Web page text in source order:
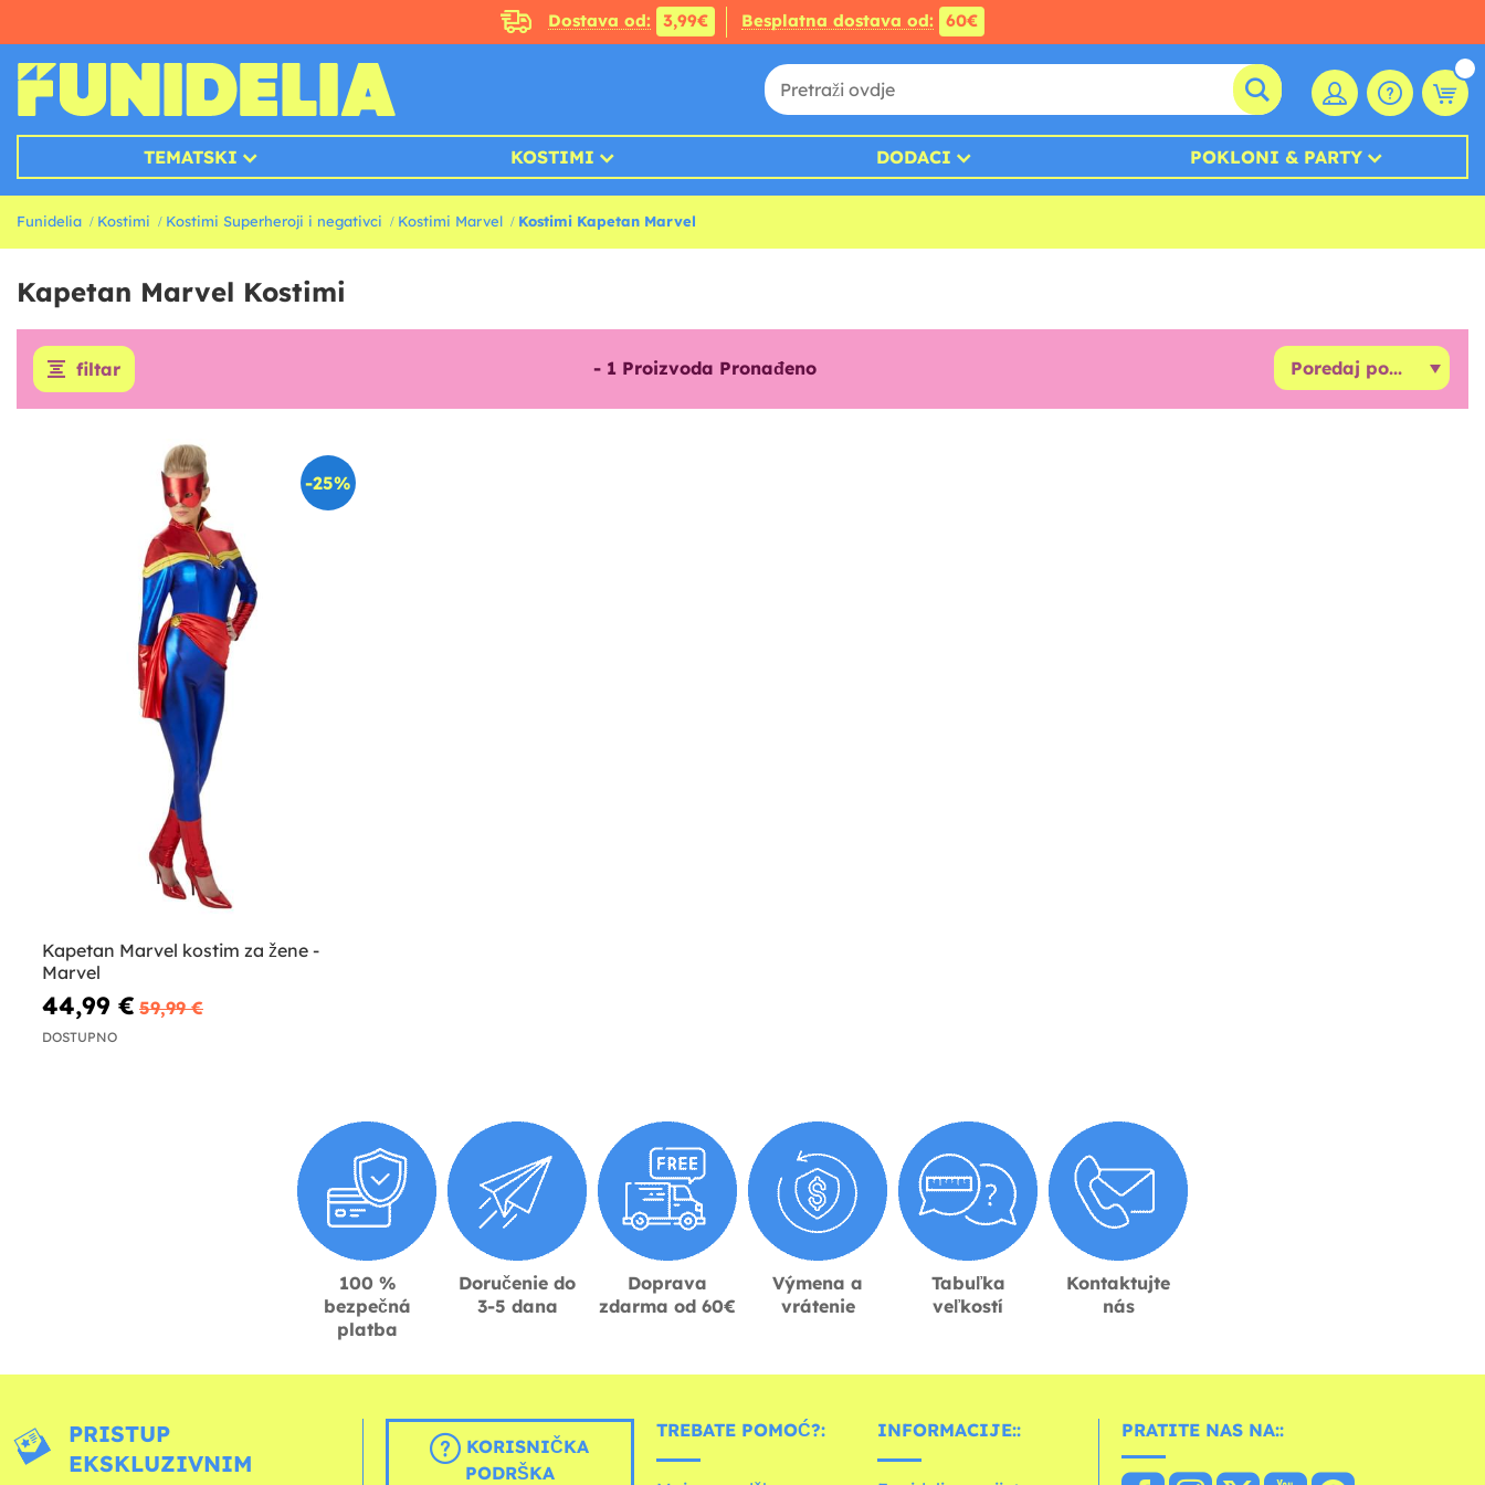
Dostava od: 3,99€ Besplatna dostava od: 60€
TEMATSKI KOSTIMI DODACI POKLONI & PARTY
Funidelia Kostimi Kostimi Superheroji i negativci Kostimi Marvel Kostimi Kapetan Marvel
Kapetan Marvel Kostimi
filtar - 1 Proizvoda Pronađeno
-25%
Kapetan Marvel kostim za žene -
Marvel
44,99 € 59,99 €
DOSTUPNO
100 %
bezpečná
platba
Doručenie do
3-5 dana
Doprava
zdarma od 60€
Výmena a
vrátenie
Tabuľka
veľkostí
Kontaktujte
nás
PRISTUP
EKSKLUZIVNIM
KORISNIČKA
PODRŠKA
TREBATE POMOĆ?: INFORMACIJE:: PRATITE NAS NA::